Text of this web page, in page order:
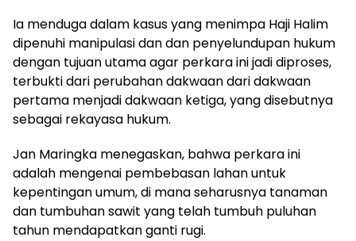
Ia menduga dalam kasus yang menimpa Haji Halim
dipenuhi manipulasi dan dan penyelundupan hukum
dengan tujuan utama agar perkara ini jadi diproses,
terbukti dari perubahan dakwaan dari dakwaan
pertama menjadi dakwaan ketiga, yang disebutnya
sebagai rekayasa hukum.
Jan Maringka menegaskan, bahwa perkara ini
adalah mengenai pembebasan lahan untuk
kepentingan umum, di mana seharusnya tanaman
dan tumbuhan sawit yang telah tumbuh puluhan
tahun mendapatkan ganti rugi.